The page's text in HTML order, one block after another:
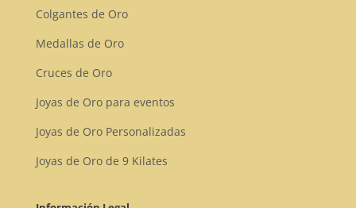
Colgantes de Oro
Medallas de Oro
Cruces de Oro
Joyas de Oro para eventos
Joyas de Oro Personalizadas
Joyas de Oro de 9 Kilates